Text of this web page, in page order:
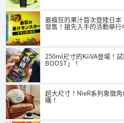
最瘋狂的果汁首次登陸日
發售！搶先入手的活動舉行
250ml尺寸的KiiVA登場！試
BOOST」！
超大尺寸！NieR系列象徵
購！